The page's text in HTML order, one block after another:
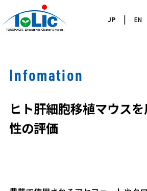
JP| EN
Infomation
ヒト肝細胞移植マウス
性の評価